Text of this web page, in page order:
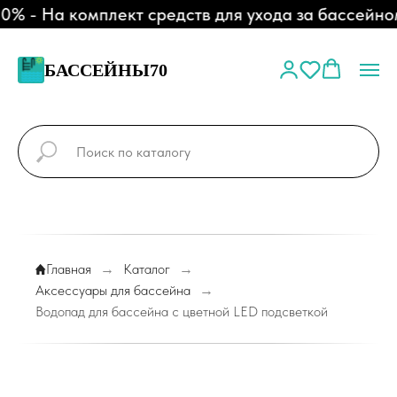
- На комплект средств для ухода за бассейном
БАССЕЙНЫ70
Главная → Каталог
→
Аксессуары для бассейна
→
Водопад для бассейна с цветной LED подсветкой